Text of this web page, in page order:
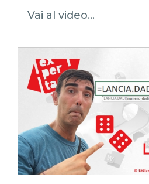
excel tutorial ita
reporting in excel
Experta
xlsx
excel magico
excel facile
EXCELoltreognilimite
EXCELtrucchiesegreti
excel tips
excel tutorial italiano
funzione lambda
lambda
numerazione seriale
Vai al video...